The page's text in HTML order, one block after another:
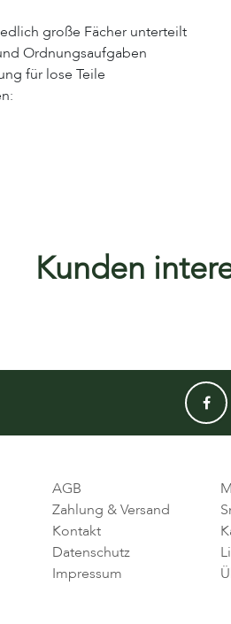
große Fächer unterteilt
Ordnungsaufgaben
für lose Teile
Kunden
AGB
Zahlung & Versand
Kontakt
Datenschutz
Impressum